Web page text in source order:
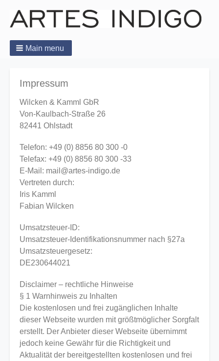
Main menu
Impressum
Wilcken & Kamml GbR
Von-Kaulbach-Straße 26
82441 Ohlstadt
Telefon: +49 (0) 8856 80 300 -0
Telefax: +49 (0) 8856 80 300 -33
E-Mail: mail@artes-indigo.de
Vertreten durch:
Iris Kamml
Fabian Wilcken
Umsatzsteuer-ID:
Umsatzsteuer-Identifikationsnummer nach §27a
Umsatzsteuergesetz:
DE230644021
Disclaimer – rechtliche Hinweise
§ 1 Warnhinweis zu Inhalten
Die kostenlosen und frei zugänglichen Inhalte
dieser Webseite wurden mit größtmöglicher Sorgfalt
erstellt. Der Anbieter dieser Webseite übernimmt
jedoch keine Gewähr für die Richtigkeit und
Aktualität der bereitgestellten kostenlosen und frei